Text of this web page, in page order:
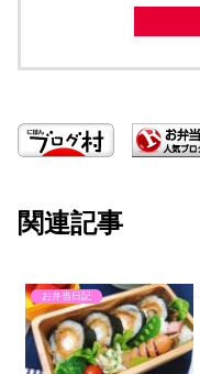
関連記事
お弁当日記